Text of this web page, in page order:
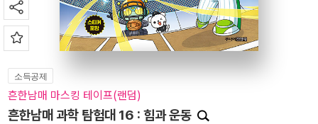
소득공제
흔한남매 마스킹 테이프(랜덤)
흔한남매 과학 탐험대 16 : 힘과 운동